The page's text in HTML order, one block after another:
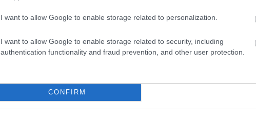
I want to allow Google to enable storage related to personalization.
I want to allow Google to enable storage related to security, including
authentication functionality and fraud prevention, and other user protection.
CONFIRM